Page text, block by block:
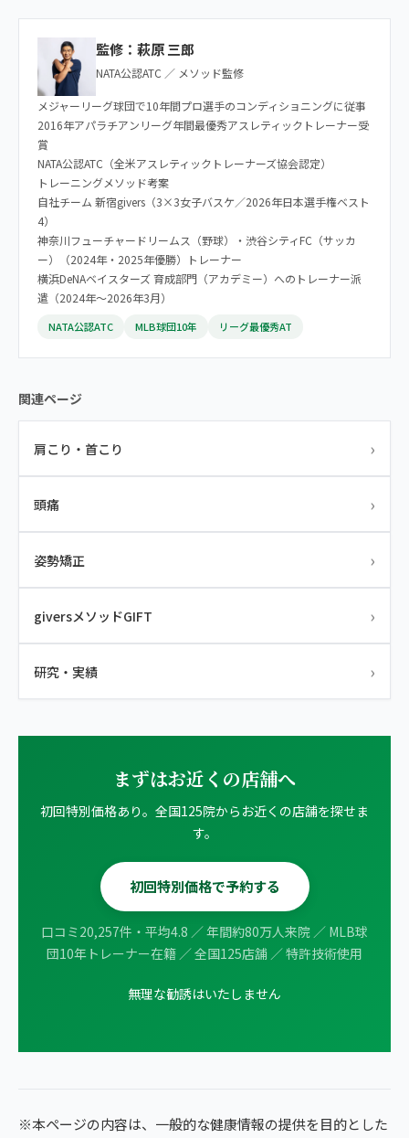
監修：萩原 三郎
NATA公認ATC ／ メソッド監修
メジャーリーグ球団で10年間プロ選手のコンディショニングに従事
2016年アパラチアンリーグ年間最優秀アスレティックトレーナー受
賞
NATA公認ATC（全米アスレティックトレーナーズ協会認定）
トレーニングメソッド考案
自社チーム 新宿givers（3×3女子バスケ／2026年日本選手権ベスト
4）
神奈川フューチャードリームス（野球）・渋谷シティFC（サッカ
ー）（2024年・2025年優勝）トレーナー
横浜DeNAベイスターズ 育成部門（アカデミー）へのトレーナー派
遣（2024年〜2026年3月）
NATA公認ATC MLB球団10年 リーグ最優秀AT
関連ページ
肩こり・首こり ›
頭痛 ›
姿勢矯正 ›
giversメソッドGIFT ›
研究・実績 ›
まずはお近くの店舗へ
初回特別価格あり。全国125院からお近くの店舗を探せま
す。
初回特別価格で予約する
口コミ20,257件・平均4.8 ／ 年間約80万人来院 ／ MLB球
団10年トレーナー在籍 ／ 全国125店舗 ／ 特許技術使用
無理な勧誘はいたしません
※本ページの内容は、一般的な健康情報の提供を目的とした